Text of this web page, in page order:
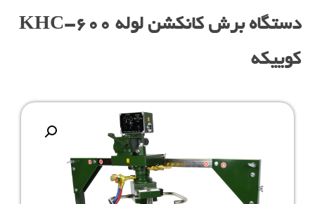
دستگاه برش کانکشن لوله KHC-600
کوییکه